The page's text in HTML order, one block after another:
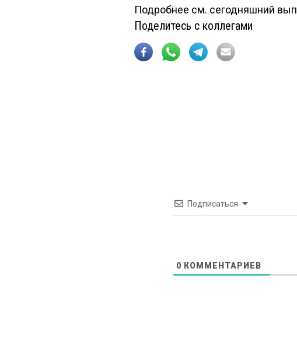
Подробнее см. сегодняшний
Поделитесь с коллегами
Подписаться
0 КОММЕНТАРИЕВ